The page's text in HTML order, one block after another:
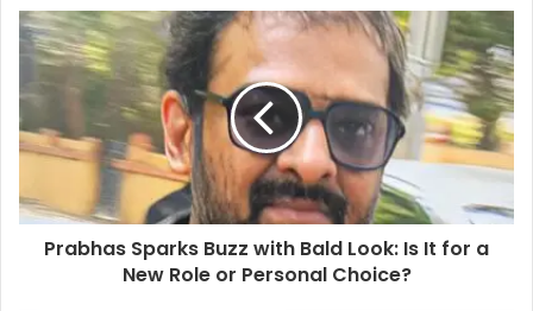
Prabhas Sparks Buzz with Bald Look: Is It for a
New Role or Personal Choice?